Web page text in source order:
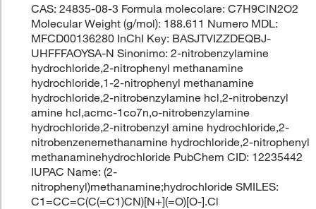
CAS: 24835-08-3 Formula molecolare: C7H9ClN2O2
Molecular Weight (g/mol): 188.611 Numero MDL:
MFCD00136280 InChI Key: BASJTVIZZDEQBJ-
UHFFFAOYSA-N Sinonimo: 2-nitrobenzylamine
hydrochloride,2-nitrophenyl methanamine
hydrochloride,1-2-nitrophenyl methanamine
hydrochloride,2-nitrobenzylamine hcl,2-nitrobenzyl
amine hcl,acmc-1co7n,o-nitrobenzylamine
hydrochloride,2-nitrobenzyl amine hydrochloride,2-
nitrobenzenemethanamine hydrochloride,2-nitrophenyl
methanaminehydrochloride PubChem CID: 12235442
IUPAC Name: (2-
nitrophenyl)methanamine;hydrochloride SMILES:
C1=CC=C(C(=C1)CN)[N+](=O)[O-].Cl